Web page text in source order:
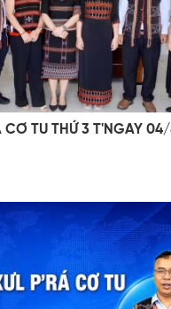
CƠ TU THỨ 3 T'NGAY